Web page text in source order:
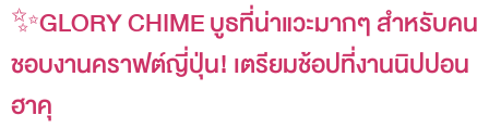
✨GLORY CHIME บูธที่น่าแวะมากๆ สำหรับคน
ชอบงานคราฟต์ญี่ปุ่น! เตรียมช้อปที่งานนิปปอน
ฮาคุ